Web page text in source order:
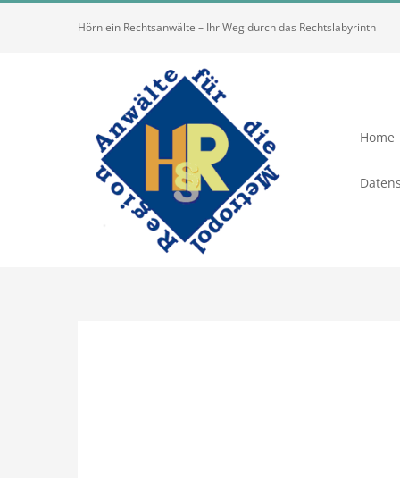
Hörnlein Rechtsanwälte – Ihr Weg durch das Rechtslabyrinth
Home